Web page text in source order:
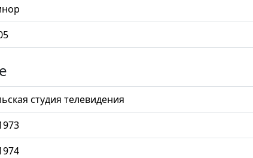
студия телевидения